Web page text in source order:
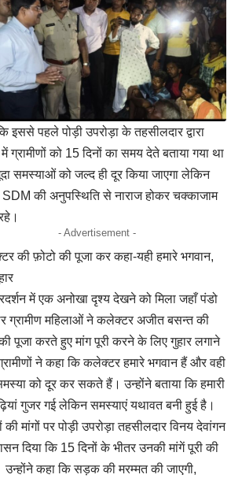
इससे पहले पोड़ी उपरोड़ा के तहसीलदार द्वारा
ग्रामीणों को 15 दिनों का समय देते बताया गया था
समस्याओं को जल्द ही दूर किया जाएगा लेकिन
SDM की अनुपस्थिति से नाराज होकर चक्काजाम
- Advertisement -
की फ़ोटो की पूजा कर कहा-यही हमारे भगवान,
में एक अनोखा दृश्य देखने को मिला जहाँ पंडो
ग्रामीण महिलाओं ने कलेक्टर अजीत बसन्त की
पूजा करते हुए मांग पूरी करने के लिए गुहार लगाने
ने कहा कि कलेक्टर हमारे भगवान हैं और वही
को दूर कर सकते हैं। उन्होंने बताया कि हमारी
गुजर गई लेकिन समस्याएं यथावत बनी हुई है।
की मांगों पर पोड़ी उपरोड़ा तहसीलदार विनय देवांगन
दिया कि 15 दिनों के भीतर उनकी मांगें पूरी की
उन्होंने कहा कि सड़क की मरम्मत की जाएगी,